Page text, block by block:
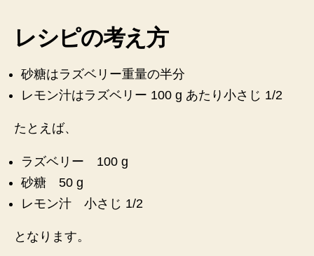
大
丈
夫
♪
へ
レシピの考え方
砂糖はラズベリー重量の半分
レモン汁はラズベリー 100 g あたり小さじ 1/2
たとえば、
ラズベリー 100 g
砂糖 50 g
レモン汁 小さじ 1/2
となります。